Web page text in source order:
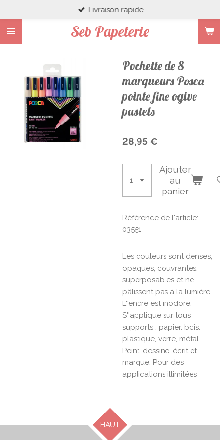
au
contenu
principal
Seb Papeterie
Livraison rapide
Pochette de 8
marqueurs Posca
pointe fine ogive
pastels
28,95 €
Ajouter
au
panier
Référence de l'article:
03551
Les couleurs sont denses,
opaques, couvrantes,
superposables et ne
pâlissent pas à la lumière.
L''encre est inodore.
S''applique sur tous
supports : papier, bois,
plastique, verre, métal…
Peint, dessine, écrit et
marque. Pour des
applications illimitées
HAUT